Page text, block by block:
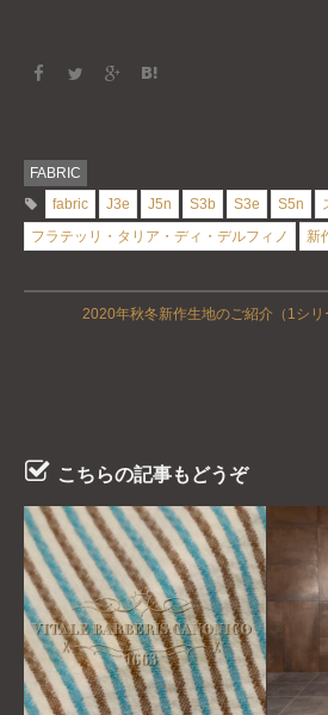
FABRIC
fabric
J3e J5n S3b S3e S5n
フラテッリ・タリア・ディ・デルフィノ
新
2020年秋冬新作生地のご紹介（1シリ
こちらの記事もどうぞ